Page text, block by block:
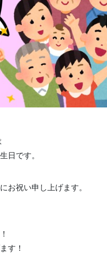
日です。
お祝い申し上げます。
す！